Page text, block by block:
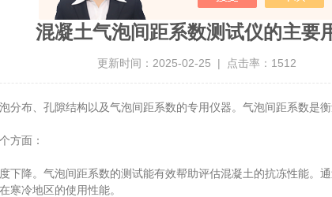
混凝土气泡间距系数测试仪的主要
更新时间：2025-02-25 | 点击率：1512
布、孔隙结构以及气泡间距系数的专用仪器。气泡间距系数是
方面：
降。气泡间距系数的测试能有效帮助评估混凝土的抗冻性能。
寒冷地区的使用性能。